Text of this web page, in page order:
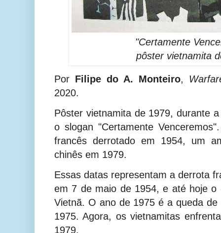
"Certamente
pôster vietnamita
Por Filipe do A. Monteiro,
2020.
Pôster vietnamita de 1979, durante
o slogan "Certamente
francês derrotado em 1954, um
chinês em 1979.
Essas datas representam a derrota
em 7 de maio de 1954, e até hoje o
Vietnã. O ano de 1975 é a queda
1975. Agora, os vietnamitas
1979.